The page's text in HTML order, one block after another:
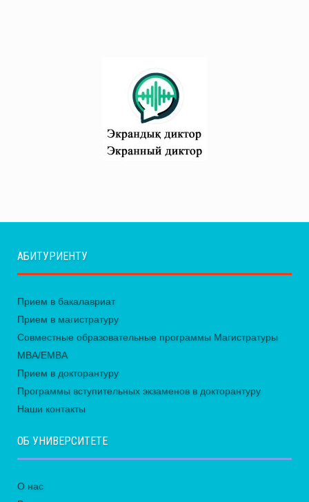
АБИТУРИЕНТУ
Прием в бакалавриат
Прием в магистратуру
Совместные образовательные программы Магистратуры
MBA/EMBA
Прием в докторантуру
Программы вступительных экзаменов в докторантуру
Наши контакты
ОБ УНИВЕРСИТЕТЕ
О нас